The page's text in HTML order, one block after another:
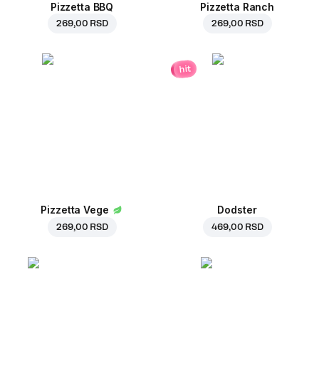
Pizzetta BBQ
269,00 RSD
Pizzetta Ranch
269,00 RSD
Pizzetta Vege
269,00 RSD
hit
Dodster
469,00 RSD